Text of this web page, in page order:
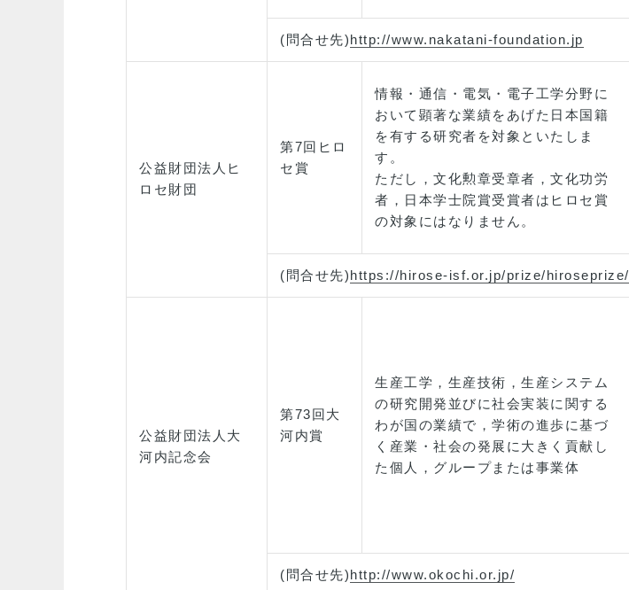
(問合せ先)http://www.nakatani-foundation.jp
公益財団法人ヒ
ロセ財団
第7回ヒロ
セ賞
情報・通信・電気・電子工学分野に
おいて顕著な業績をあげた日本国籍
を有する研究者を対象といたしま
す。
ただし，文化勲章受章者，文化功労
者，日本学士院賞受賞者はヒロセ賞
の対象にはなりません。
(問合せ先)https://hirose-isf.or.jp/prize/hiroseprize/
公益財団法人大
河内記念会
第73回大
河内賞
生産工学，生産技術，生産システム
の研究開発並びに社会実装に関する
わが国の業績で，学術の進歩に基づ
く産業・社会の発展に大きく貢献し
た個人，グループまたは事業体
(問合せ先)http://www.okochi.or.jp/